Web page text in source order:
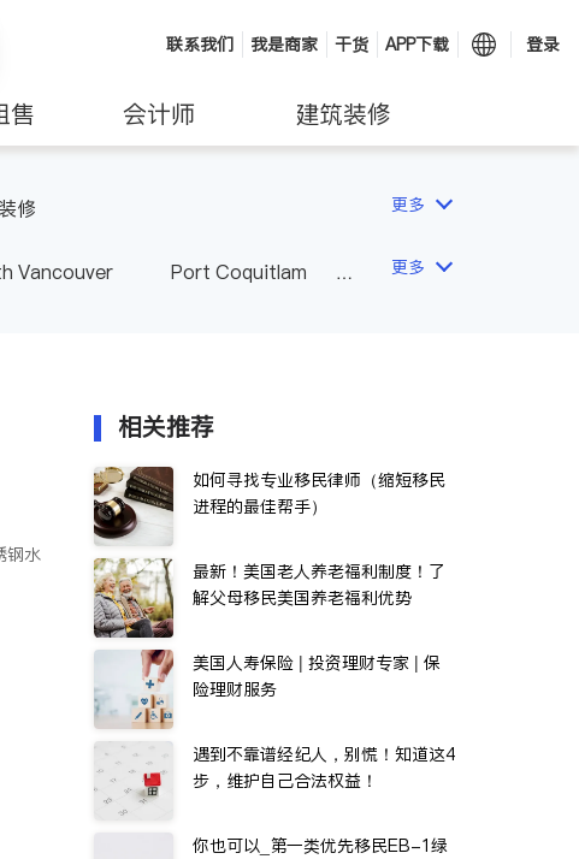
联系我们 我是商家 干货 APP下载 登录
售 会计师 建筑装修
修 更多
Vancouver
Port Coquitlam
更多
钢水
相关推荐
如何寻找专业移民律师（缩短移民
进程的最佳帮手）
最新！美国老人养老福利制度！了
解父母移民美国养老福利优势
美国人寿保险 | 投资理财专家 | 保
险理财服务
遇到不靠谱经纪人，别慌！知道这4
步，维护自己合法权益！
你也可以_第一类优先移民EB-1绿